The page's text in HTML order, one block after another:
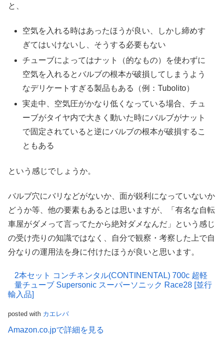
と、
空気を入れる時はあったほうが良い、しかし締めす
ぎてはいけないし、そうする必要もない
チューブによってはナット（的なもの）を使わずに
空気を入れるとバルブの根本が破損してしまうよう
なデリケートすぎる製品もある（例：Tubolito）
実走中、空気圧がかなり低くなっている場合、チュ
ーブがタイヤ内で大きく動いた時にバルブがナット
で固定されていると逆にバルブの根本が破損するこ
ともある
という感じでしょうか。
バルブ穴にバリなどがないか、面が鋭利になっていないか
どうか等、他の要素もあるとは思いますが、「有名な自転
車屋がダメって言ってたから絶対ダメなんだ」という感じ
の受け売りの知識ではなく、自分で観察・考察した上で自
分なりの運用法を身に付けたほうが良いと思います。
2本セット コンチネンタル(CONTINENTAL) 700c 超軽
量チューブ Supersonic スーパーソニック Race28 [並行
輸入品]
posted with カエレバ
Amazon.co.jpで詳細を見る